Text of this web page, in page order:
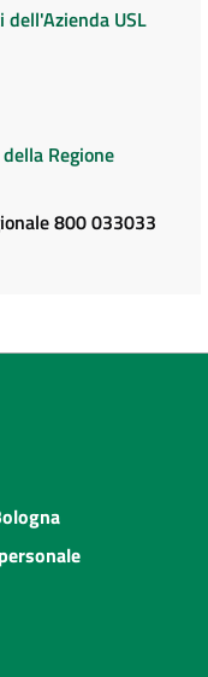
dell'Azienda USL
Regione
800 033033